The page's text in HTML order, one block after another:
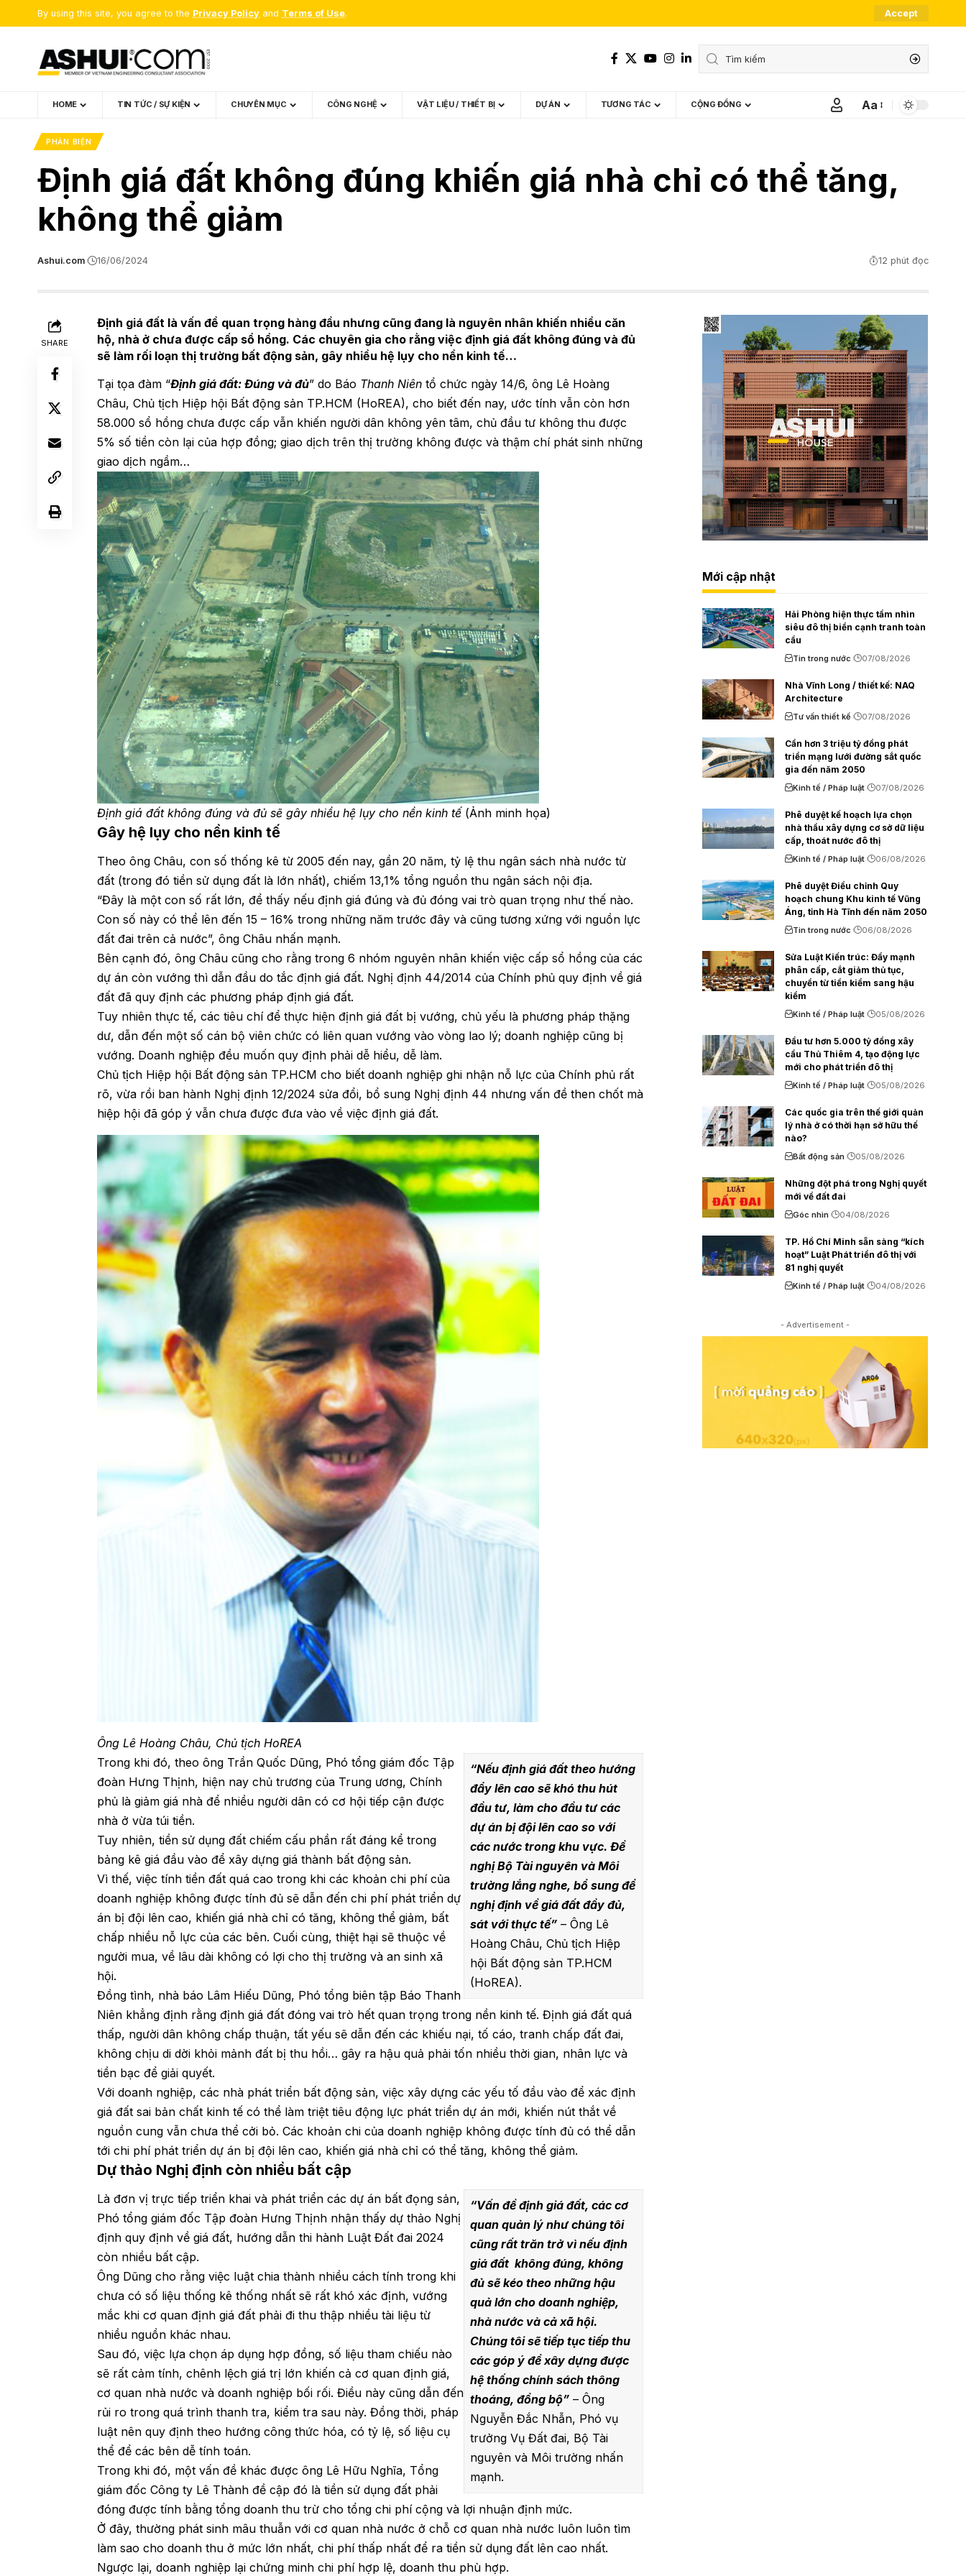
By using this site, you agree to the Privacy Policy and Terms of Use. Accept
HOME TIN TỨC / SỰ KIỆN CHUYÊN MỤC CÔNG NGHỆ VẬT LIỆU / THIẾT BỊ DỰ ÁN TƯƠNG TÁC CỘNG ĐỒNG
Font
Aa
PHẢN BIỆN
Định giá đất không đúng khiến giá nhà chỉ có thể tăng,
không thể giảm
Ashui.com 16/06/2024 12 phút đọc
SHARE
Định giá đất là vấn đề quan trọng hàng đầu nhưng cũng đang là nguyên nhân khiến nhiều căn
hộ, nhà ở chưa được cấp sổ hồng. Các chuyên gia cho rằng việc định giá đất không đúng và đủ
sẽ làm rối loạn thị trường bất động sản, gây nhiều hệ lụy cho nền kinh tế…
Tại tọa đàm “Định giá đất: Đúng và đủ” do Báo Thanh Niên tổ chức ngày 14/6, ông Lê Hoàng
Châu, Chủ tịch Hiệp hội Bất động sản TP.HCM (HoREA), cho biết đến nay, ước tính vẫn còn hơn
58.000 sổ hồng chưa được cấp vẫn khiến người dân không yên tâm, chủ đầu tư không thu được
5% số tiền còn lại của hợp đồng; giao dịch trên thị trường không được và thậm chí phát sinh những
giao dịch ngầm…
Định giá đất không đúng và đủ sẽ gây nhiều hệ lụy cho nền kinh tế(Ảnh minh họa)
Gây hệ lụy cho nền kinh tế
Theo ông Châu, con số thống kê từ 2005 đến nay, gần 20 năm, tỷ lệ thu ngân sách nhà nước từ
đất (trong đó tiền sử dụng đất là lớn nhất), chiếm 13,1% tổng nguồn thu ngân sách nội địa.
“Đây là một con số rất lớn, để thấy nếu định giá đúng và đủ đóng vai trò quan trọng như thế nào.
Con số này có thể lên đến 15 – 16% trong những năm trước đây và cũng tương xứng với nguồn lực
đất đai trên cả nước”, ông Châu nhấn mạnh.
Bên cạnh đó, ông Châu cũng cho rằng trong 6 nhóm nguyên nhân khiến việc cấp sổ hồng của các
dự án còn vướng thì dẫn đầu do tắc định giá đất. Nghị định 44/2014 của Chính phủ quy định về giá
đất đã quy định các phương pháp định giá đất.
Tuy nhiên thực tế, các tiêu chí để thực hiện định giá đất bị vướng, chủ yếu là phương pháp thặng
dư, dẫn đến một số cán bộ viên chức có liên quan vướng vào vòng lao lý; doanh nghiệp cũng bị
vướng. Doanh nghiệp đều muốn quy định phải dễ hiểu, dễ làm.
Chủ tịch Hiệp hội Bất động sản TP.HCM cho biết doanh nghiệp ghi nhận nỗ lực của Chính phủ rất
rõ, vừa rồi ban hành Nghị định 12/2024 sửa đổi, bổ sung Nghị định 44 nhưng vấn đề then chốt mà
hiệp hội đã góp ý vẫn chưa được đưa vào về việc định giá đất.
Ông Lê Hoàng Châu, Chủ tịch HoREA
“Nếu định giá đất theo hướng
đẩy lên cao sẽ khó thu hút
đầu tư, làm cho đầu tư các
dự án bị đội lên cao so với
các nước trong khu vực. Đề
nghị Bộ Tài nguyên và Môi
trường lắng nghe, bổ sung để
nghị định về giá đất đầy đủ,
sát với thực tế” – Ông Lê
Hoàng Châu, Chủ tịch Hiệp
hội Bất động sản TP.HCM
(HoREA).
Trong khi đó, theo ông Trần Quốc Dũng, Phó tổng giám đốc Tập
đoàn Hưng Thịnh, hiện nay chủ trương của Trung ương, Chính
phủ là giảm giá nhà để nhiều người dân có cơ hội tiếp cận được
nhà ở vừa túi tiền.
Tuy nhiên, tiền sử dụng đất chiếm cấu phần rất đáng kể trong
bảng kê giá đầu vào để xây dựng giá thành bất động sản.
Vì thế, việc tính tiền đất quá cao trong khi các khoản chi phí của
doanh nghiệp không được tính đủ sẽ dẫn đến chi phí phát triển dự
án bị đội lên cao, khiến giá nhà chỉ có tăng, không thể giảm, bất
chấp nhiều nỗ lực của các bên. Cuối cùng, thiệt hại sẽ thuộc về
người mua, về lâu dài không có lợi cho thị trường và an sinh xã
hội.
Đồng tình, nhà báo Lâm Hiếu Dũng, Phó tổng biên tập Báo Thanh
Niên khẳng định rằng định giá đất đóng vai trò hết quan trọng trong nền kinh tế. Định giá đất quá
thấp, người dân không chấp thuận, tất yếu sẽ dẫn đến các khiếu nại, tố cáo, tranh chấp đất đai,
không chịu di dời khỏi mảnh đất bị thu hồi… gây ra hậu quả phải tốn nhiều thời gian, nhân lực và
tiền bạc để giải quyết.
Với doanh nghiệp, các nhà phát triển bất động sản, việc xây dựng các yếu tố đầu vào để xác định
giá đất sai bản chất kinh tế có thể làm triệt tiêu động lực phát triển dự án mới, khiến nút thắt về
nguồn cung vẫn chưa thể cởi bỏ. Các khoản chi của doanh nghiệp không được tính đủ có thể dẫn
tới chi phí phát triển dự án bị đội lên cao, khiến giá nhà chỉ có thể tăng, không thể giảm.
Dự thảo Nghị định còn nhiều bất cập
“Vấn đề định giá đất, các cơ
quan quản lý như chúng tôi
cũng rất trăn trở vì nếu định
giá đất không đúng, không
đủ sẽ kéo theo những hậu
quả lớn cho doanh nghiệp,
nhà nước và cả xã hội.
Chúng tôi sẽ tiếp tục tiếp thu
các góp ý để xây dựng được
hệ thống chính sách thông
thoáng, đồng bộ” – Ông
Nguyễn Đắc Nhẫn, Phó vụ
trưởng Vụ Đất đai, Bộ Tài
nguyên và Môi trường nhấn
mạnh.
Là đơn vị trực tiếp triển khai và phát triển các dự án bất đọng sản,
Phó tổng giám đốc Tập đoàn Hưng Thịnh nhận thấy dự thảo Nghị
định quy định về giá đất, hướng dẫn thi hành Luật Đất đai 2024
còn nhiều bất cập.
Ông Dũng cho rằng việc luật chia thành nhiều cách tính trong khi
chưa có số liệu thống kê thống nhất sẽ rất khó xác định, vướng
mắc khi cơ quan định giá đất phải đi thu thập nhiều tài liệu từ
nhiều nguồn khác nhau.
Sau đó, việc lựa chọn áp dụng hợp đồng, số liệu tham chiếu nào
sẽ rất cảm tính, chênh lệch giá trị lớn khiến cả cơ quan định giá,
cơ quan nhà nước và doanh nghiệp bối rối. Điều này cũng dẫn đến
rủi ro trong quá trình thanh tra, kiểm tra sau này. Đồng thời, pháp
luật nên quy định theo hướng công thức hóa, có tỷ lệ, số liệu cụ
thể để các bên dễ tính toán.
Trong khi đó, một vấn đề khác được ông Lê Hữu Nghĩa, Tổng
giám đốc Công ty Lê Thành đề cập đó là tiền sử dụng đất phải
đóng được tính bằng tổng doanh thu trừ cho tổng chi phí cộng và lợi nhuận định mức.
Ở đây, thường phát sinh mâu thuẫn với cơ quan nhà nước ở chỗ cơ quan nhà nước luôn luôn tìm
làm sao cho doanh thu ở mức lớn nhất, chi phí thấp nhất để ra tiền sử dụng đất lên cao nhất.
Ngược lại, doanh nghiệp lại chứng minh chi phí hợp lệ, doanh thu phù hợp.
Mới cập nhật
Hải Phòng hiện thực tầm nhìn
siêu đô thị biển cạnh tranh toàn
cầu
Tin trong nước 07/08/2026
Nhà Vĩnh Long / thiết kế: NAQ
Architecture
Tư vấn thiết kế 07/08/2026
Cần hơn 3 triệu tỷ đồng phát
triển mạng lưới đường sắt quốc
gia đến năm 2050
Kinh tế / Pháp luật 07/08/2026
Phê duyệt kế hoạch lựa chọn
nhà thầu xây dựng cơ sở dữ liệu
cấp, thoát nước đô thị
Kinh tế / Pháp luật 06/08/2026
Phê duyệt Điều chỉnh Quy
hoạch chung Khu kinh tế Vũng
Áng, tỉnh Hà Tĩnh đến năm 2050
Tin trong nước 06/08/2026
Sửa Luật Kiến trúc: Đẩy mạnh
phân cấp, cắt giảm thủ tục,
chuyển từ tiền kiểm sang hậu
kiểm
Kinh tế / Pháp luật 05/08/2026
Đầu tư hơn 5.000 tỷ đồng xây
cầu Thủ Thiêm 4, tạo động lực
mới cho phát triển đô thị
Kinh tế / Pháp luật 05/08/2026
Các quốc gia trên thế giới quản
lý nhà ở có thời hạn sở hữu thế
nào?
Bất động sản 05/08/2026
Những đột phá trong Nghị quyết
mới về đất đai
Góc nhìn 04/08/2026
TP. Hồ Chí Minh sẵn sàng “kích
hoạt” Luật Phát triển đô thị với
81 nghị quyết
Kinh tế / Pháp luật 04/08/2026
- Advertisement -